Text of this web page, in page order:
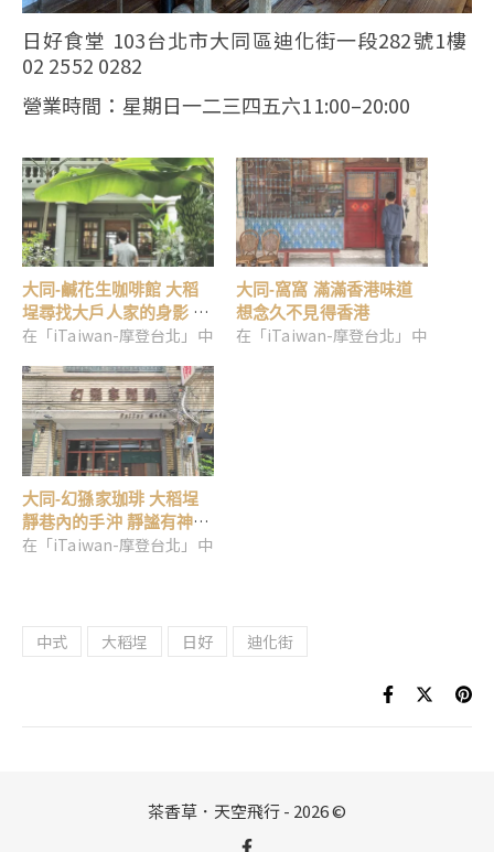
日好食堂 103台北市大同區迪化街一段282號1樓
02 2552 0282
營業時間：星期日一二三四五六11:00–20:00
大同-鹹花生咖啡館 大稻
埕尋找大戶人家的身影 老
宅新風味
在「iTaiwan-摩登台北」中
大同-窩窩 滿滿香港味道
想念久不見得香港
在「iTaiwan-摩登台北」中
大同-幻猻家珈琲 大稻埕
靜巷內的手沖 靜謐有神祕
感
在「iTaiwan-摩登台北」中
中式 大稻埕 日好 迪化街
茶香草．天空飛行 - 2026 ©